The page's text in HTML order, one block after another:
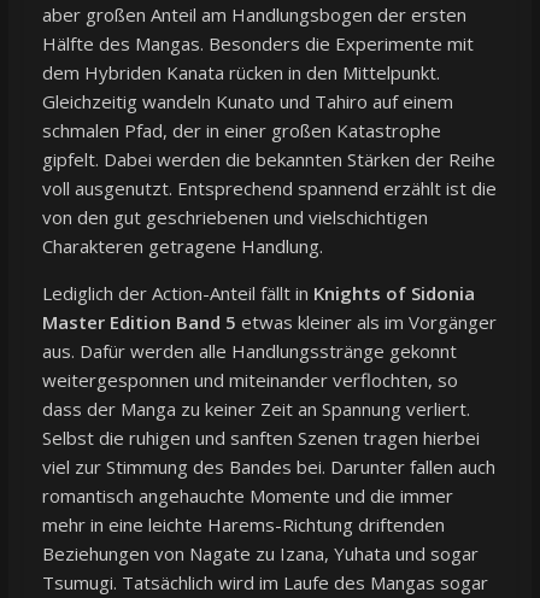
aber großen Anteil am Handlungsbogen der ersten
Hälfte des Mangas. Besonders die Experimente mit
dem Hybriden Kanata rücken in den Mittelpunkt.
Gleichzeitig wandeln Kunato und Tahiro auf einem
schmalen Pfad, der in einer großen Katastrophe
gipfelt. Dabei werden die bekannten Stärken der Reihe
voll ausgenutzt. Entsprechend spannend erzählt ist die
von den gut geschriebenen und vielschichtigen
Charakteren getragene Handlung.
Lediglich der Action-Anteil fällt in Knights of Sidonia
Master Edition Band 5 etwas kleiner als im Vorgänger
aus. Dafür werden alle Handlungsstränge gekonnt
weitergesponnen und miteinander verflochten, so
dass der Manga zu keiner Zeit an Spannung verliert.
Selbst die ruhigen und sanften Szenen tragen hierbei
viel zur Stimmung des Bandes bei. Darunter fallen auch
romantisch angehauchte Momente und die immer
mehr in eine leichte Harems-Richtung driftenden
Beziehungen von Nagate zu Izana, Yuhata und sogar
Tsumugi. Tatsächlich wird im Laufe des Mangas sogar